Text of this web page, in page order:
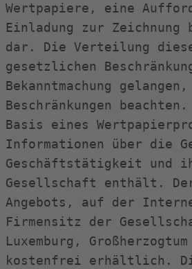
Wertpapiere, eine
Einladung zur Zeichnung
dar. Die Verteilung dieser
gesetzlichen
Bekanntmachung
Beschränkungen
Basis eines
Informationen über die
Geschäftstätigkeit und
Gesellschaft enthält.
Angebots, auf der
Firmensitz der
Luxemburg,
kostenfrei erhältlich.